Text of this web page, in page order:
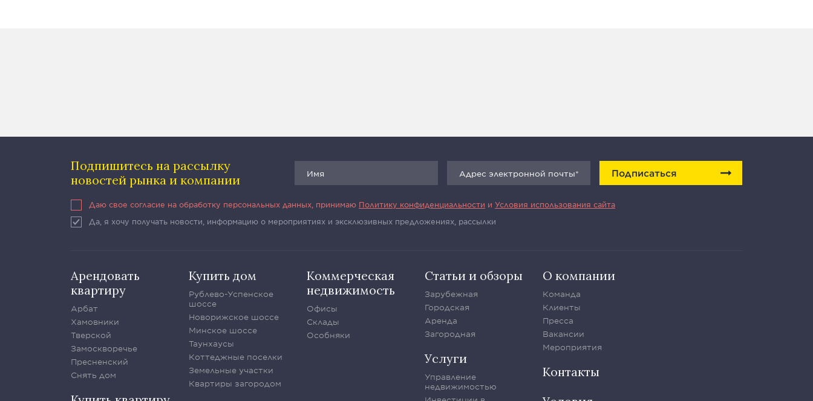
Подпишитесь на рассылку
новостей рынка и компании
Подписаться
Даю свое согласие на обработку персональных данных, принимаю Политику конфиденциальности и Условия использования сайта
Да, я хочу получать новости, информацию о мероприятиях и эксклюзивных предложениях, рассылки
Арендовать
квартиру
Арбат
Хамовники
Тверской
Замоскворечье
Пресненский
Снять дом
Купить дом
Рублево-Успенское
шоссе
Новорижское шоссе
Минское шоссе
Таунхаусы
Коттеджные поселки
Земельные участки
Квартиры загородом
Коммерческая
недвижимость
Офисы
Склады
Особняки
Статьи и обзоры
Зарубежная
Городская
Аренда
Загородная
Услуги
Управление
недвижимостью
О компании
Команда
Клиенты
Пресса
Вакансии
Мероприятия
Контакты